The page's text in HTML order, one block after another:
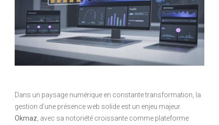
Dans un paysage numérique en constante transformation, la
gestion d’une présence web solide est un enjeu majeur.
Okmaz , avec sa notoriété croissante comme plateforme